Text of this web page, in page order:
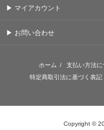
▶ マイアカウント
▶ お問い合わせ
ホーム / 支払い方法に
特定商取引法に基づく表記
Copyright ©